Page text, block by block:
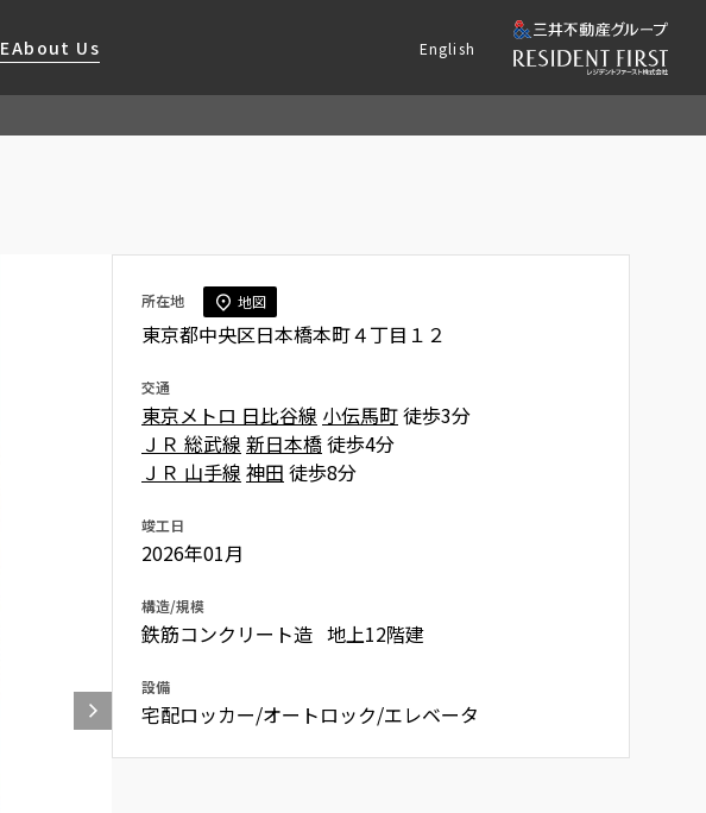
About Us
定(港区・渋谷区以外)
産企画
ト
ルジュ付き
マンション
English
所在地 地図
東京都中央区日本橋本町４丁目１２
交通
東京メトロ 日比谷線 小伝馬町徒歩3分
ＪＲ 総武線 新日本橋徒歩4分
ＪＲ 山手線 神田 徒歩8分
竣工日
2026年01月
構造/規模
鉄筋コンクリート造 地上12階建
設備
宅配ロッカー/オートロック/エレベータ